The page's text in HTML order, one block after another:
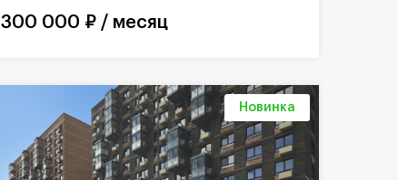
300 000 ₽ / месяц
Новинка